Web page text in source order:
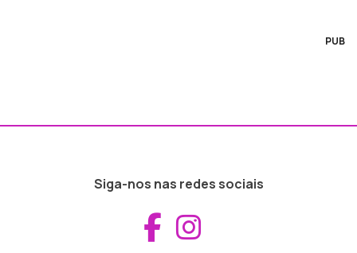
PUB
Siga-nos nas redes sociais
Aceder ao